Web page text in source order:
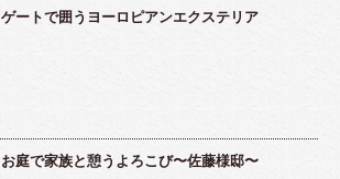
ゲートで囲うヨーロピアンエクステリア
お庭で家族と憩うよろこび〜佐藤様邸〜